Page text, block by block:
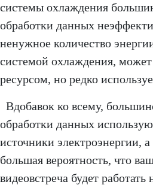
системы охлаждения
обработки данных
ненужное количество
системой охлаждения,
ресурсом, но редко
Вдобавок ко всему,
обработки данных
источники электроэнергии, а
большая вероятность, что
видеовстреча будет